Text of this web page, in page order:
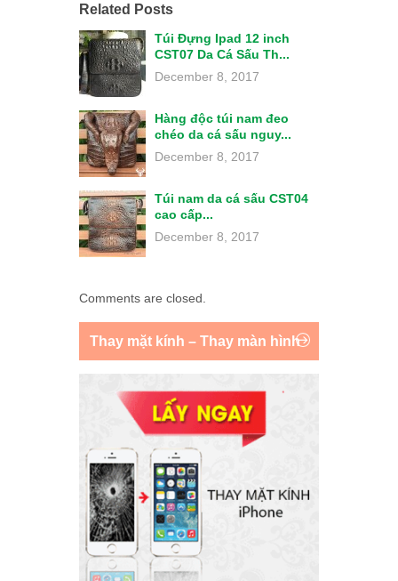
Related Posts
Túi Đựng Ipad 12 inch
CST07 Da Cá Sấu Th...
December 8, 2017
Hàng độc túi nam đeo
chéo da cá sấu nguy...
December 8, 2017
Túi nam da cá sấu CST04
cao cấp...
December 8, 2017
Comments are closed.
Thay mặt kính – Thay màn hình